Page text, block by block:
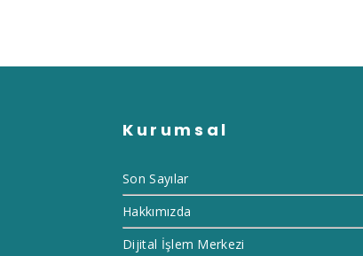
Kurumsal
Son Sayılar
Hakkımızda
Dijital İşlem Merkezi